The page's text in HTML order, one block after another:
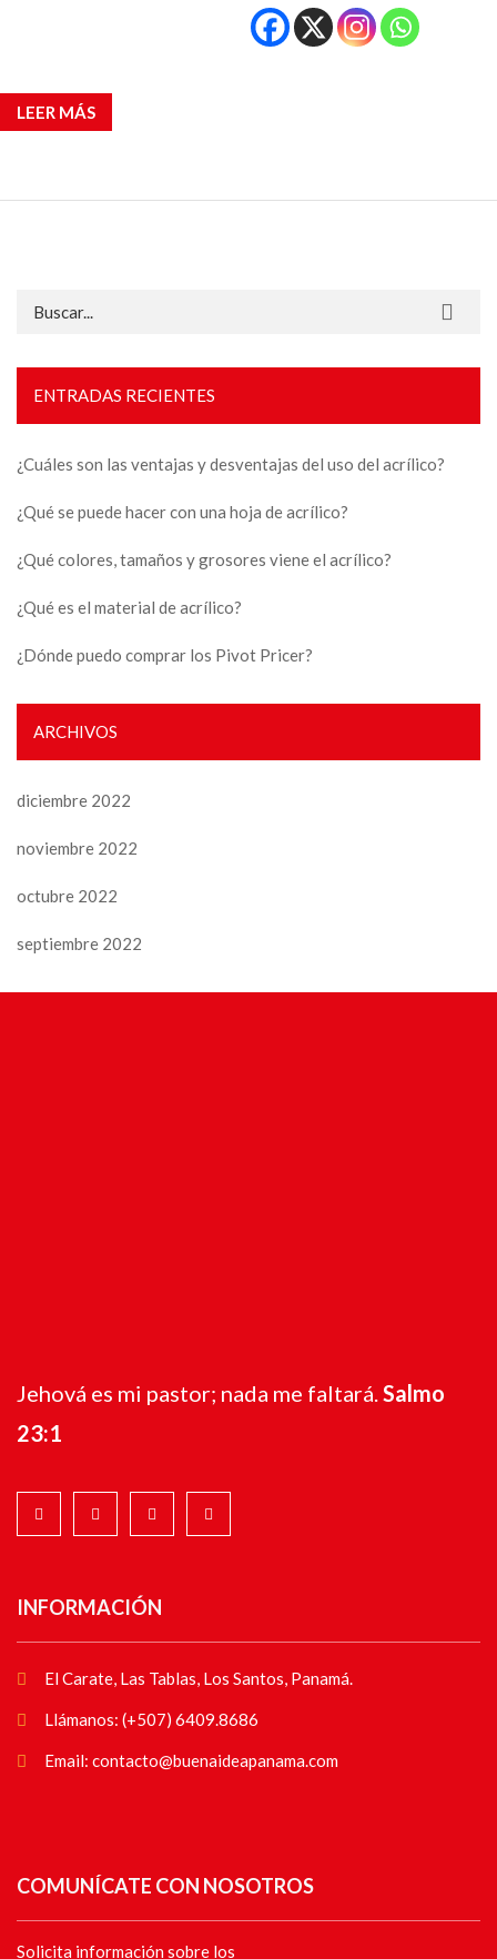
LEER MÁS
Buscar:
ENTRADAS RECIENTES
¿Cuáles son las ventajas y desventajas del uso del acrílico?
¿Qué se puede hacer con una hoja de acrílico?
¿Qué colores, tamaños y grosores viene el acrílico?
¿Qué es el material de acrílico?
¿Dónde puedo comprar los Pivot Pricer?
ARCHIVOS
diciembre 2022
noviembre 2022
octubre 2022
septiembre 2022
Jehová es mi pastor; nada me faltará.Salmo
23:1
INFORMACIÓN
El Carate, Las Tablas, Los Santos, Panamá.
Llámanos: (+507) 6409.8686
Email: contacto@buenaideapanama.com
COMUNÍCATE CON NOSOTROS
Solicita información sobre los